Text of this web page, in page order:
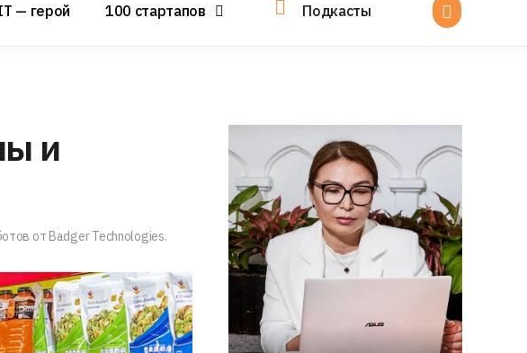
— герой 100 стартапов Подкасты
и
от Badger Technologies.